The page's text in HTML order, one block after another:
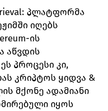
:
იღებს
-ის
აწვდის
პროცესი კი,
კრიპტოს ყიდვა &
მქონე ადამიანი
იყოს